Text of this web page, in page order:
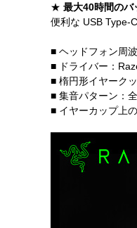
★ 最大40時間の
便利な USB Type-
■ ヘッドフォン周
■ ドライバー：
■ 楕円形イヤーク
■ 集音パターン：
■ イヤーカップ上